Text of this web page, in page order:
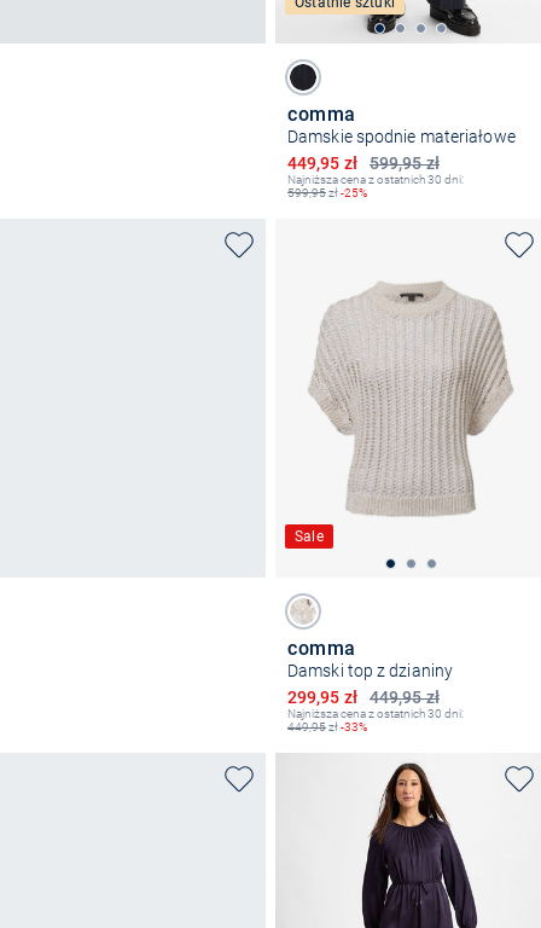
comma
Damskie spodnie materiałowe
599,95 zł
Obniżona cena
449,95 zł
Najniższa cena z ostatnich 30 dni:
599,95zł-25%
Sale
comma
Damski top z dzianiny
449,95 zł
Obniżona cena
299,95 zł
Najniższa cena z ostatnich 30 dni:
449,95zł-33%